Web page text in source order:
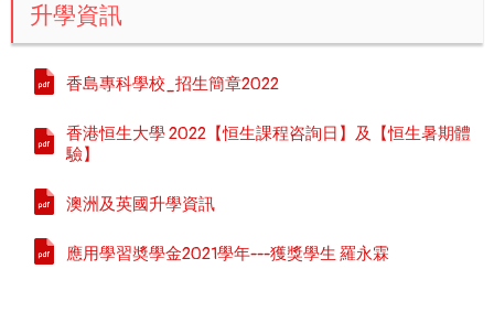
升學資訊
香島專科學校_招生簡章2022
香港恒生大學 2022【恒生課程咨詢日】及【恒生暑期體
驗】
澳洲及英國升學資訊
應用學習奬學金2021學年---獲獎學生 羅永霖